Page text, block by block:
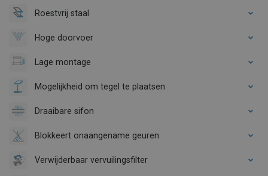
Roestvrij staal
Hoge doorvoer
Lage montage
Mogelijkheid om tegel te plaatsen
Draaibare sifon
Blokkeert onaangename geuren
Verwijderbaar vervuilingsfilter